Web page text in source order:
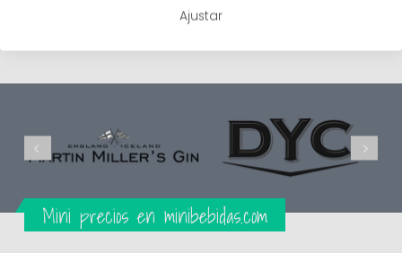
Mini precios en minibebidas.com
Ajustar